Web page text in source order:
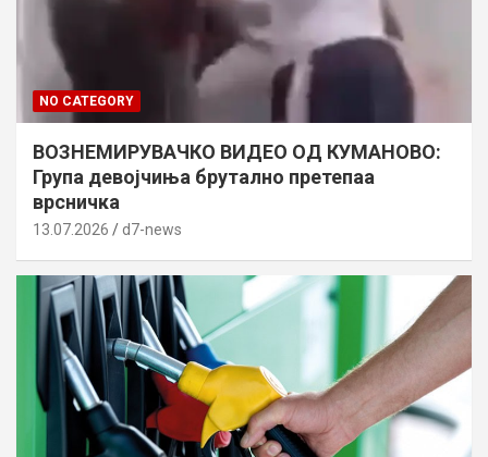
NO CATEGORY
ВОЗНЕМИРУВАЧКО ВИДЕО ОД КУМАНОВО:
Група девојчиња брутално претепаа
врсничка
13.07.2026 d7-news